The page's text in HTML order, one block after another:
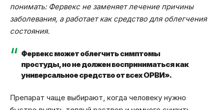
понимать: Фервекс не заменяет лечение причины
заболевания, а работает как средство для облегчения
состояния.
Фервекс может облегчить симптомы
простуды, но не должен восприниматься как
универсальное средство от всех ОРВИ».
Препарат чаще выбирают, когда человеку нужно